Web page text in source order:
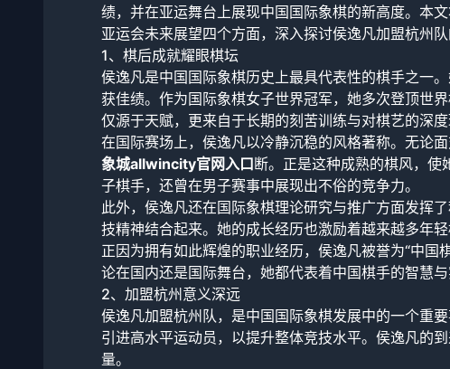
绩，并在亚运舞台上展现中国国际象棋的新高度。本
亚运会未来展望四个方面，深入探讨侯逸凡加盟杭州队
1、棋后成就耀眼棋坛
侯逸凡是中国国际象棋历史上最具代表性的棋手之一
获佳绩。作为国际象棋女子世界冠军，她多次登顶世
仅源于天赋，更来自于长期的刻苦训练与对棋艺的深度
在国际赛场上，侯逸凡以冷静沉稳的风格著称。无论
象城allwincity官网入口断。正是这种成熟的棋风，
子棋手，还曾在男子赛事中展现出不俗的竞争力。
此外，侯逸凡还在国际象棋理论研究与推广方面发挥
技精神结合起来。她的成长经历也激励着越来越多年
正因为拥有如此辉煌的职业经历，侯逸凡被誉为“中
论在国内还是国际舞台，她都代表着中国棋手的智慧与
2、加盟杭州意义深远
侯逸凡加盟杭州队，是中国国际象棋发展中的一个重
引进高水平运动员，以提升整体竞技水平。侯逸凡的
量。